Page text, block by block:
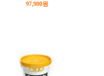
97,900원